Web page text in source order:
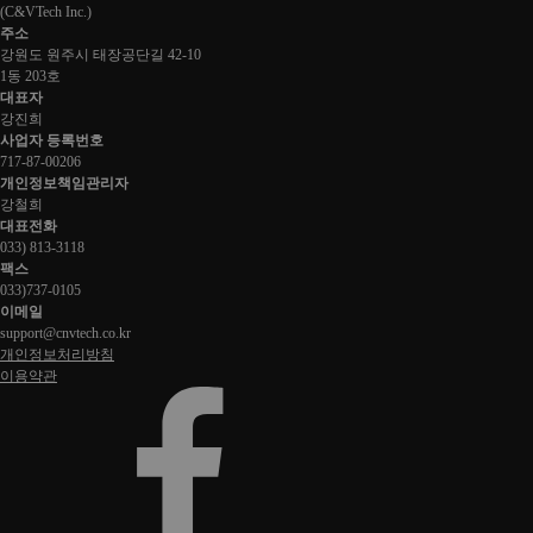
(C&VTech Inc.)
주소
강원도 원주시 태장공단길 42-10
1동 203호
대표자
강진희
사업자 등록번호
717-87-00206
개인정보책임관리자
강철희
대표전화
033) 813-3118
팩스
033)737-0105
이메일
support@cnvtech.co.kr
개인정보처리방침
이용약관